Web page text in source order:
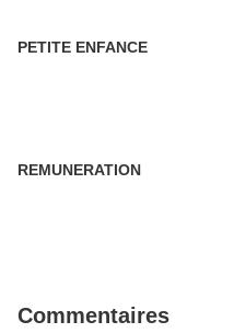
PETITE ENFANCE
REMUNERATION
Commentaires